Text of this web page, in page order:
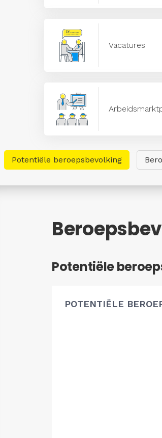
Vacatures
Potentiële beroepsbevolking
Potentiële
POTENTIËLE